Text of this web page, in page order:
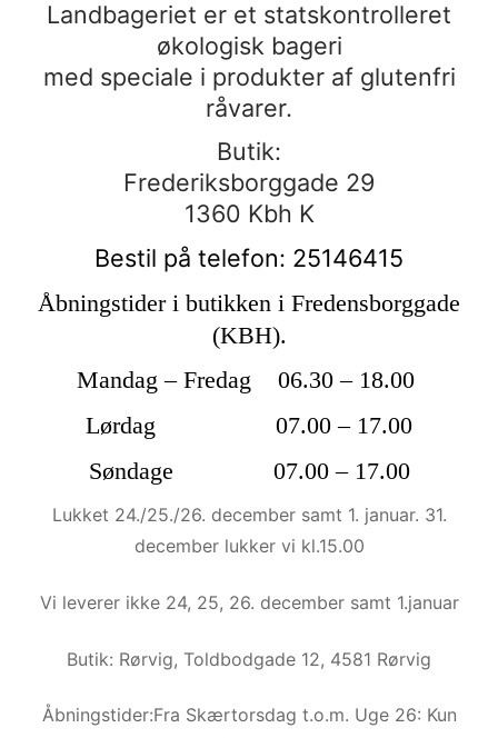
Landbageriet er et statskontrolleret
økologisk bageri
med speciale i produkter af glutenfri
råvarer.
Butik:
Frederiksborggade 29
1360 Kbh K
Bestil på telefon: 25146415
Åbningstider i butikken i Fredensborggade
(KBH).
Mandag – Fredag 06.30 – 18.00
Lørdag 07.00 – 17.00
Søndage 07.00 – 17.00
Lukket 24./25./26. december samt 1. januar. 31.
december lukker vi kl.15.00
Vi leverer ikke 24, 25, 26. december samt 1.januar
Butik: Rørvig, Toldbodgade 12, 4581 Rørvig
Åbningstider:Fra Skærtorsdag t.o.m. Uge 26: Kun